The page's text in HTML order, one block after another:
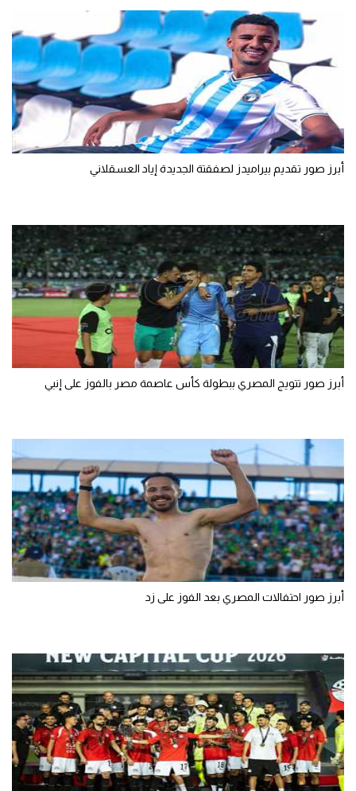
أبرز صور تقديم بيراميدز لصفقتة الجديدة إياد العسقلاني
أبرز صور تتويج المصري ببطولة كأس عاصمة مصر بالفوز على إنبي
أبرز صور احتفالات المصري بعد الفوز على زد